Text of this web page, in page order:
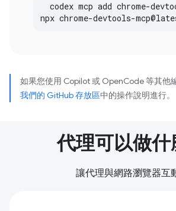
codex mcp add chrome-
npx chrome-devtools-mcp@
如果您使用 Copilot 或 OpenCode 等其他
我們的 GitHub 存放區中的操作說明進行。
代理可以做什
讓代理與網路瀏覽器互